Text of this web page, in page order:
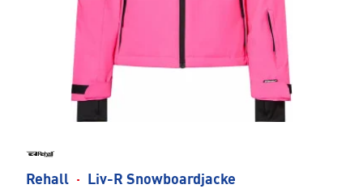
Rehall · Liv-R Snowboardjacke